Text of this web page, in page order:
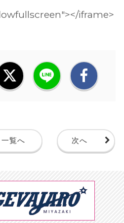
iframe>
一覧へ 次へ